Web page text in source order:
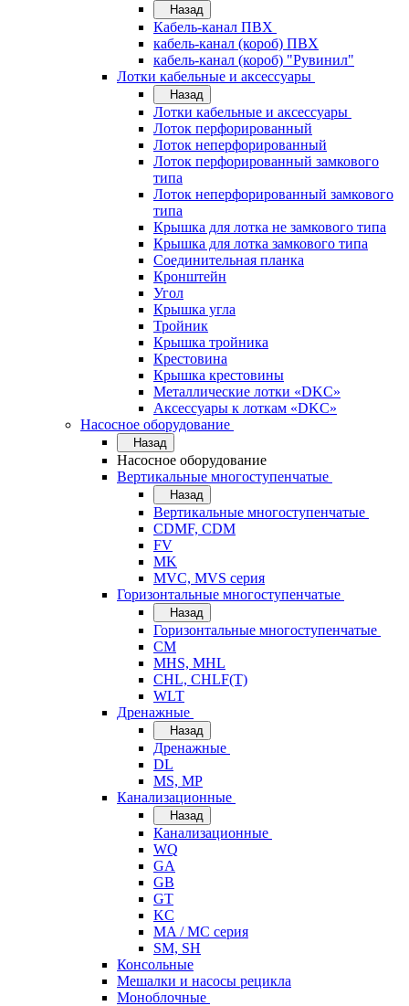
Назад
Кабель-канал ПВХ
кабель-канал (короб) ПВХ
кабель-канал (короб) "Рувинил"
Лотки кабельные и аксессуары
Назад
Лотки кабельные и аксессуары
Лоток перфорированный
Лоток неперфорированный
Лоток перфорированный замкового
типа
Лоток неперфорированный замкового
типа
Крышка для лотка не замкового типа
Крышка для лотка замкового типа
Соединительная планка
Кронштейн
Угол
Крышка угла
Тройник
Крышка тройника
Крестовина
Крышка крестовины
Металлические лотки «DKC»
Аксессуары к лоткам «DKC»
Насосное оборудование
Назад
Насосное оборудование
Вертикальные многоступенчатые
Назад
Вертикальные многоступенчатые
CDMF, CDM
FV
MK
MVC, MVS серия
Горизонтальные многоступенчатые
Назад
Горизонтальные многоступенчатые
CM
MHS, MHL
CHL, CHLF(T)
WLT
Дренажные
Назад
Дренажные
DL
MS, MP
Канализационные
Назад
Канализационные
WQ
GA
GB
GT
KC
MA / MC серия
SM, SH
Консольные
Мешалки и насосы рецикла
Моноблочные